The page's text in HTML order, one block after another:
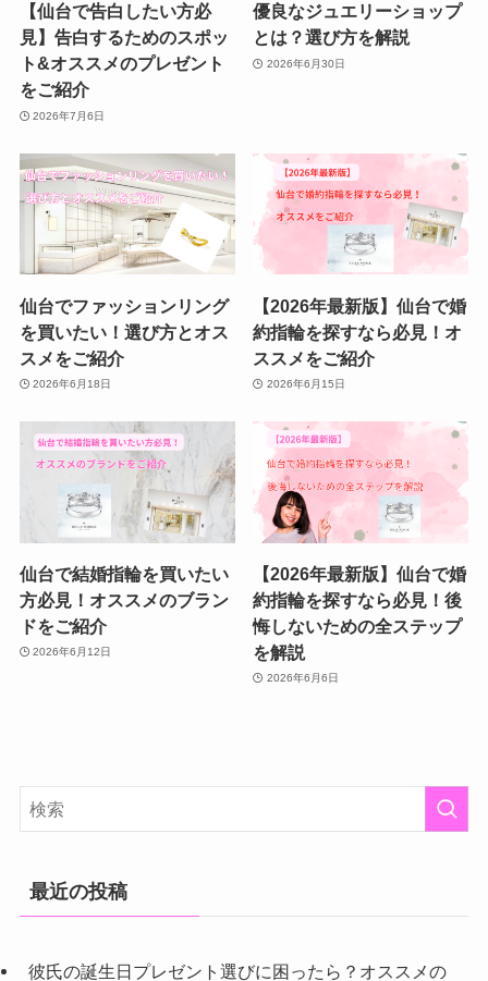
【仙台で告白したい方必
見】告白するためのスポッ
ト&オススメのプレゼント
をご紹介
2026年7月6日
優良なジュエリーショップ
とは？選び方を解説
2026年6月30日
仙台でファッションリング
を買いたい！選び方とオス
スメをご紹介
2026年6月18日
【2026年最新版】仙台で婚
約指輪を探すなら必見！オ
ススメをご紹介
2026年6月15日
仙台で結婚指輪を買いたい
方必見！オススメのブラン
ドをご紹介
2026年6月12日
【2026年最新版】仙台で婚
約指輪を探すなら必見！後
悔しないための全ステップ
を解説
2026年6月6日
最近の投稿
彼氏の誕生日プレゼント選びに困ったら？オススメの